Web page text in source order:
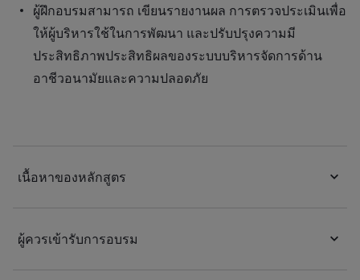
ผู้ฝึกอบรมสามารถ เขียนรายงานผล การตรวจประเมินเพื่อ
ให้ผู้บริหารใช้ในการพัฒนา และปรับปรุงความมี
ประสิทธิภาพประสิทธิผลของระบบบริหารจัดการด้าน
อาชีวอนามัยและความปลอดภัย
เนื้อหาของหลักสูตร
ผู้ควรเข้ารับการอบรม